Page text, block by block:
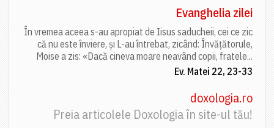
Evanghelia zilei
În vremea aceea s-au apropiat de Iisus saducheii, cei ce zic
că nu este înviere, și L-au întrebat, zicând: Învățătorule,
Moise a zis: «Dacă cineva moare neavând copii, fratele...
Ev. Matei 22, 23-33
doxologia.ro
Preia articolele Doxologia în site-ul tău!